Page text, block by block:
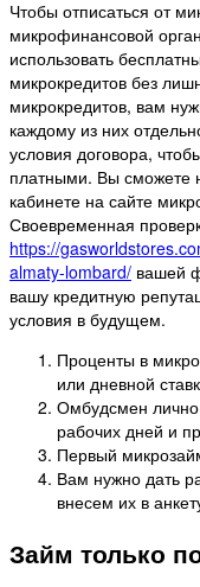
Чтобы отписаться от
микрофинансовой
использовать
микрокредитов без
микрокредитов, вам
каждому из них
условия договора,
платными. Вы сможете
кабинете на сайте
Своевременная
https://
almaty-lombard/ вашей
вашу кредитную
условия в будущем.
Проценты в
или дневной
Омбудсмен лично
рабочих дней и
Первый
Вам нужно дать
внесем их в
Займ только